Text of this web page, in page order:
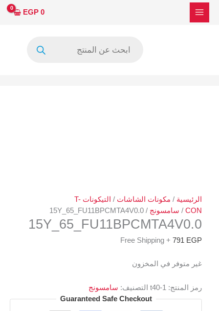
تخطي
0
EGP
الرئيسية / مكونات الشاشات /
التيكونات T-
CON
/ سامسونج / 15Y_65_FU11BPCMTA4V0.0
15Y_65_FU11BPCMTA4V0.0
791 EGP
+ Free Shipping
غير متوفر في المخزون
رمز المنتج: t40-1 التصنيف: سامسونج
Guaranteed Safe Checkout